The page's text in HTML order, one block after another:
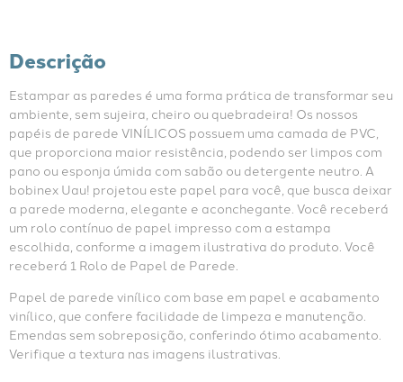
Descrição
Estampar as paredes é uma forma prática de transformar seu
ambiente, sem sujeira, cheiro ou quebradeira! Os nossos
papéis de parede VINÍLICOS possuem uma camada de PVC,
que proporciona maior resistência, podendo ser limpos com
pano ou esponja úmida com sabão ou detergente neutro. A
bobinex Uau! projetou este papel para você, que busca deixar
a parede moderna, elegante e aconchegante. Você receberá
um rolo contínuo de papel impresso com a estampa
escolhida, conforme a imagem ilustrativa do produto. Você
receberá 1 Rolo de Papel de Parede.
Papel de parede vinílico com base em papel e acabamento
vinílico, que confere facilidade de limpeza e manutenção.
Emendas sem sobreposição, conferindo ótimo acabamento.
Verifique a textura nas imagens ilustrativas.